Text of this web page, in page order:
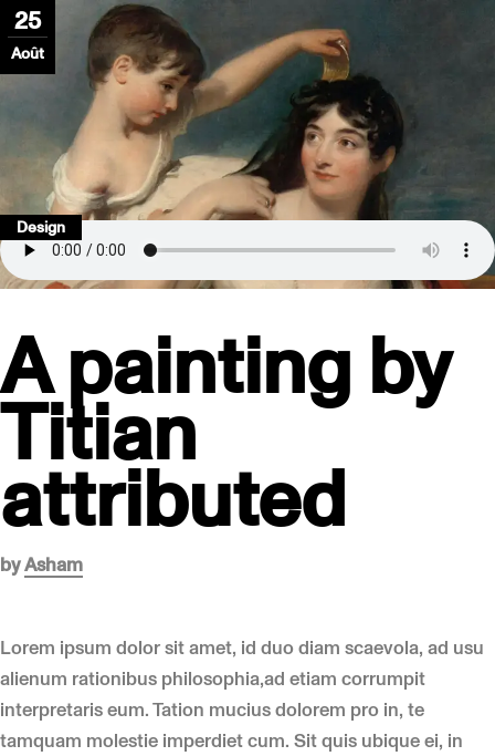
25
Août
Design
A painting by
Titian
attributed
byAsham
Lorem ipsum dolor sit amet, id duo diam scaevola, ad usu
alienum rationibus philosophia,ad etiam corrumpit
interpretaris eum. Tation mucius dolorem pro in, te
tamquam molestie imperdiet cum. Sit quis ubique ei, in